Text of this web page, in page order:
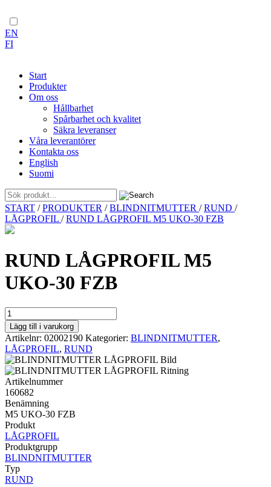
EN
FI
Start
Produkter
Om oss
Hållbarhet
Spårbarhet och kvalitet
Säkra leveranser
Våra leverantörer
Kontakta oss
English
Suomi
Skip
to
content
START /PRODUKTER /BLINDNITMUTTER /RUND /
LÅGPROFIL /RUND LÅGPROFIL M5 UKO-30 FZB
RUND LÅGPROFIL M5
UKO-30 FZB
RUND
LÅGPROFIL
M5
UKO-
30
FZB
mängd
Lägg till i varukorg
Artikelnr: 02002190 Kategorier: BLINDNITMUTTER,
LÅGPROFIL, RUND
Artikelnummer
160682
Benämning
M5 UKO-30 FZB
Produkt
LÅGPROFIL
Produktgrupp
BLINDNITMUTTER
Typ
RUND